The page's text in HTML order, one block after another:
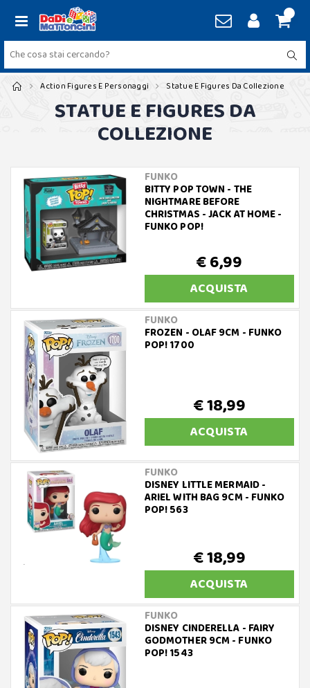
Action Figures E Personaggi Statue E Figures Da Collezione
STATUE E FIGURES DA
COLLEZIONE
FUNKO
BITTY POP TOWN - THE
NIGHTMARE BEFORE
CHRISTMAS - JACK AT HOME -
FUNKO POP!
€ 6,99
ACQUISTA
FUNKO
FROZEN - OLAF 9CM - FUNKO
POP! 1700
€ 18,99
ACQUISTA
FUNKO
DISNEY LITTLE MERMAID -
ARIEL WITH BAG 9CM - FUNKO
POP! 563
€ 18,99
ACQUISTA
FUNKO
DISNEY CINDERELLA - FAIRY
GODMOTHER 9CM - FUNKO
POP! 1543